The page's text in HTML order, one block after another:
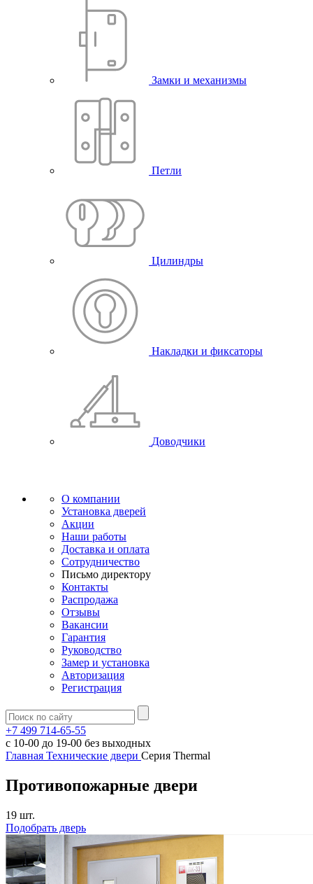
Замки и механизмы
Петли
Цилиндры
Накладки и фиксаторы
Доводчики
О компании
Установка дверей
Акции
Наши работы
Доставка и оплата
Сотрудничество
Письмо директору
Контакты
Распродажа
Отзывы
Вакансии
Гарантия
Руководство
Замер и установка
Авторизация
Регистрация
+7 499 714-65-55
с 10-00 до 19-00 без выходных
Главная Технические двери Серия Thermal
Противопожарные двери
19 шт.
Подобрать дверь